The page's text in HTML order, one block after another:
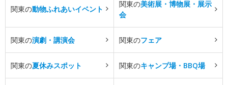
関東の動物ふれあいイベント
関東の美術展・博物展・展示
会
関東の演劇・講演会 関東のフェア
関東の夏休みスポット 関東のキャンプ場・BBQ場